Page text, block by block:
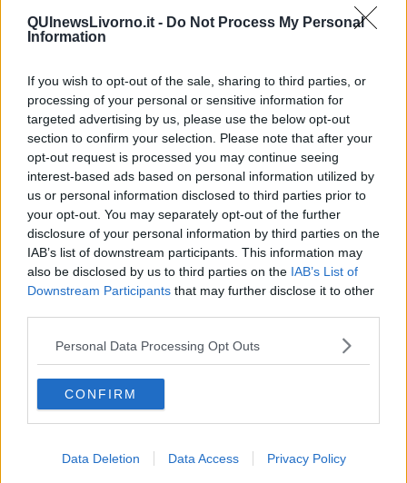
QUInewsLivorno.it - Do Not Process My Personal
Information
If you wish to opt-out of the sale, sharing to third parties, or
processing of your personal or sensitive information for
targeted advertising by us, please use the below opt-out
section to confirm your selection. Please note that after your
opt-out request is processed you may continue seeing
interest-based ads based on personal information utilized by
us or personal information disclosed to third parties prior to
your opt-out. You may separately opt-out of the further
disclosure of your personal information by third parties on the
IAB’s list of downstream participants. This information may
also be disclosed by us to third parties on the IAB’s List of
Downstream Participants that may further disclose it to other
Personal Data Processing Opt Outs
CONFIRM
Data Deletion Data Access Privacy Policy
Marte
​Crapa pelada
Arie
​Vaccine Easing
No profit
Dragonheart
Con-ter?
​Con-te
Coincidenze e crisi
​L’anno del vaccino
Giulio Regeni
​Il rosario
Paolo Rossi
Maradona
Cronaca
In memoria
​Ancora Francesco
Rieccoci
Tenet